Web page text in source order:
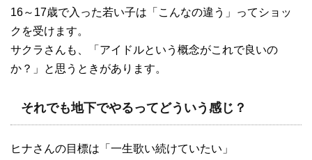
16～17歳で入った若い子は「こんなの違う」ってショッ
クを受けます。
サクラさんも、「アイドルという概念がこれで良いの
か？」と思うときがあります。
それでも地下でやるってどういう感じ？
ヒナさんの目標は「一生歌い続けていたい」